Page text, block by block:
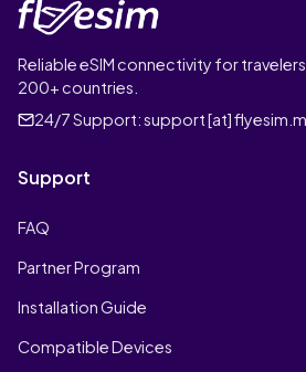
Reliable eSIM connectivity for travelers
200+ countries.
24/7 Support:support [at]
Support
FAQ
Partner Program
Installation Guide
Compatible Devices